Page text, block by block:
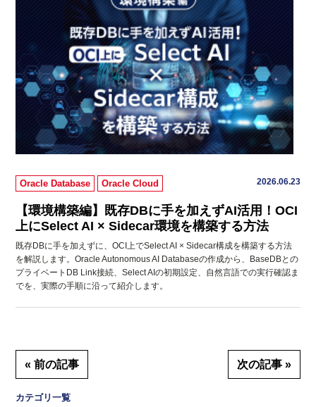
Oracle Database Oracle Cloud 2026.06.23
【環境構築編】既存DBに手を加えずAI活用！OCI
上にSelect AI × Sidecar環境を構築する方法
既存DBに手を加えずに、OCI上でSelect AI × Sidecar構成を構築する方法
を解説します。Oracle Autonomous AI Databaseの作成から、BaseDBとの
プライベートDB Link接続、Select AIの初期設定、自然言語での実行確認ま
でを、実際の手順に沿って紹介します。
« 前の記事 次の記事 »
カテゴリ一覧